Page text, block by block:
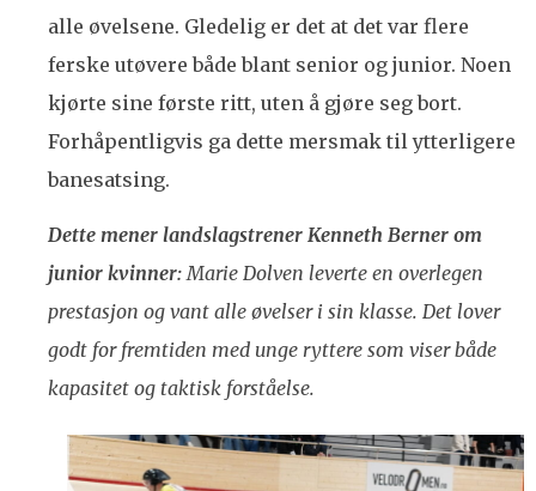
alle øvelsene. Gledelig er det at det var flere
ferske utøvere både blant senior og junior. Noen
kjørte sine første ritt, uten å gjøre seg bort.
Forhåpentligvis ga dette mersmak til ytterligere
banesatsing.
Dette mener landslagstrener Kenneth Berner om
junior kvinner:Marie Dolven leverte en overlegen
prestasjon og vant alle øvelser i sin klasse. Det lover
godt for fremtiden med unge ryttere som viser både
kapasitet og taktisk forståelse.